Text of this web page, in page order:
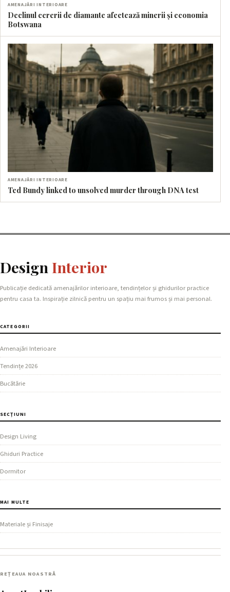
AMENAJĂRI INTERIOARE
Declinul cererii de diamante afectează minerii și economia
Botswana
AMENAJĂRI INTERIOARE
Ted Bundy linked to unsolved murder through DNA test
Design Interior
Publicație dedicată amenajărilor interioare, tendințelor și ghidurilor practice
pentru casa ta. Inspirație zilnică pentru un spațiu mai frumos și mai personal.
CATEGORII
Amenajări Interioare
Tendințe 2026
Bucătărie
SECȚIUNI
Design Living
Ghiduri Practice
Dormitor
MAI MULTE
Materiale și Finisaje
REȚEAUA NOASTRĂ